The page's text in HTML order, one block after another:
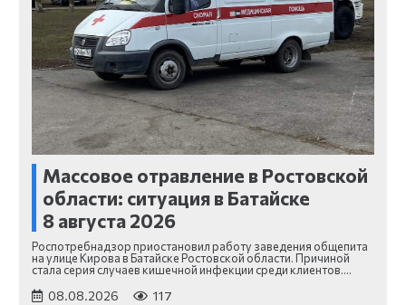
Массовое отравление в Ростовской
области: ситуация в Батайске
8 августа 2026
Роспотребнадзор приостановил работу заведения общепита
на улице Кирова в Батайске Ростовской области. Причиной
стала серия случаев кишечной инфекции среди клиентов.…
08.08.2026 117